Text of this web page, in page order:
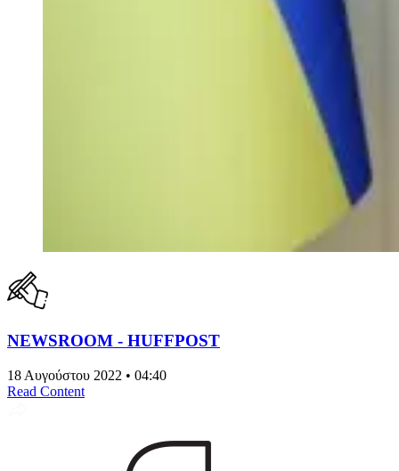
NEWSROOM - HUFFPOST
18 Αυγούστου 2022 • 04:40
Read Content